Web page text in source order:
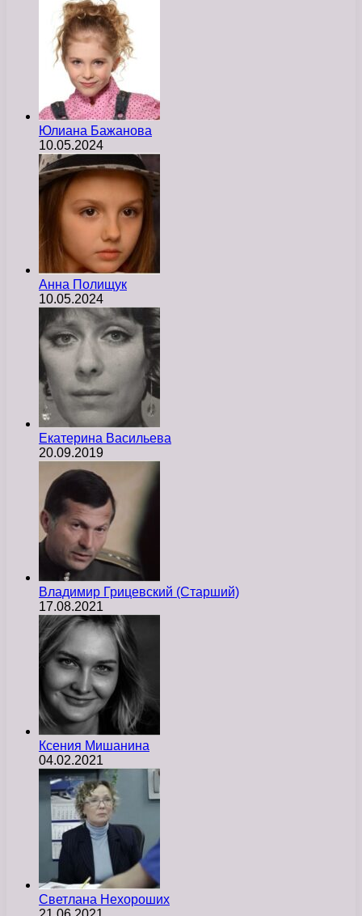
Юлиана Бажанова
10.05.2024
Анна Полищук
10.05.2024
Екатерина Васильева
20.09.2019
Владимир Грицевский (Старший)
17.08.2021
Ксения Мишанина
04.02.2021
Светлана Нехороших